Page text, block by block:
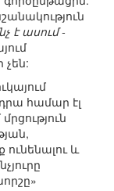
է ասում -
համար էլ
և